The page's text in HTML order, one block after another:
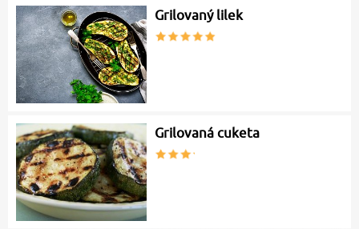
Grilovaný lilek
Grilovaná cuketa